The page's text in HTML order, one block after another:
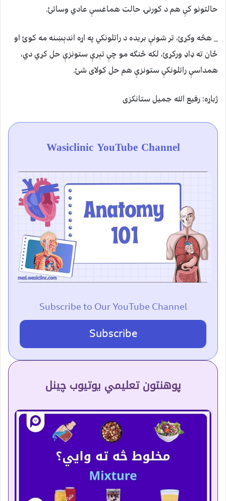
حالتونو کې هم د کورنۍ حالت هماغسې عادي وساتئ.
_ هڅه وکړئ، تر شونې بريده د راتلونکي په اړه اندېښنه مه کوئ او
ځان ته ډاډ ورکړئ، لکه څنګه مو چې تېرې ستونزې حل کړي دي،
همداسې راتلونکې ستونزې هم حل کولای شئ.
ژباړه: رفيع الله جمیل ستانکزی
Wasiclinic YouTube Channel
Subscribe to Our YouTube Channel
Subscribe
پوهنتون تعلیمي یوتیوب چینل